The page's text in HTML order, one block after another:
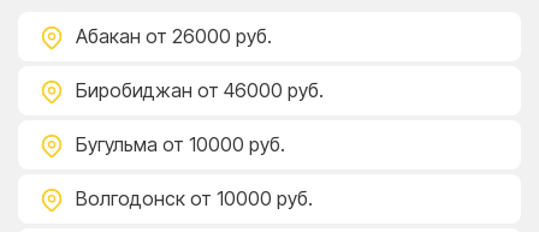
Абакан от 26000 руб.
Биробиджан от 46000 руб.
Бугульма от 10000 руб.
Волгодонск от 10000 руб.